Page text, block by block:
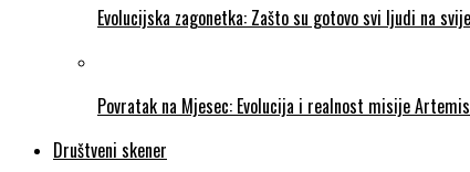
Evolucijska zagonetka: Zašto su gotovo svi ljudi na
Povratak na Mjesec: Evolucija i realnost misije
Društveni skener